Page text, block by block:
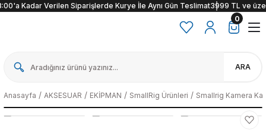
Kadar Verilen Siparişlerde Kurye İle Aynı Gün Teslimat3999 TL ve üzeri
ARA
0
Anasayfa AKSESUAR EKİPMAN SmallRig Ürünleri Smallrig Kamera